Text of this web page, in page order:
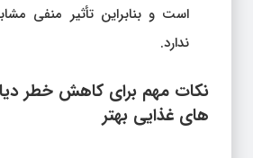
است و بنابراین تأثیر منفی
ندارد.
نکات مهم برای کاهش خطر
های غذایی بهتر